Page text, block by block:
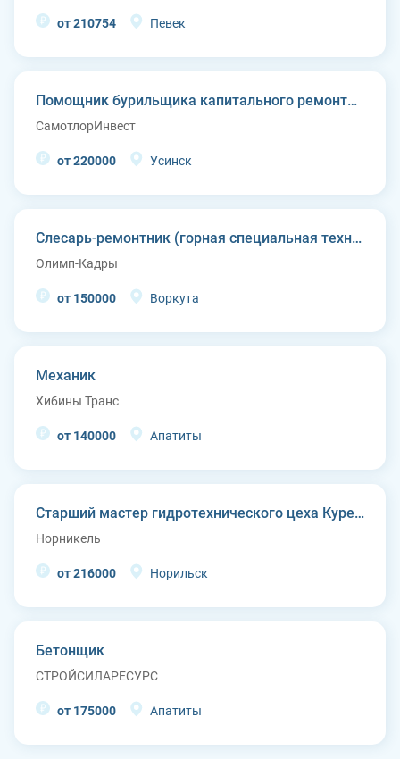
от 210754 Певек
Помощник бурильщика капитального ремонта скважин (КРС)
СамотлорИнвест
от 220000 Усинск
Слесарь-ремонтник (горная специальная техника)
Олимп-Кадры
от 150000 Воркута
Механик
Хибины Транс
от 140000 Апатиты
Старший мастер гидротехнического цеха Курейской ГЭС (п. Светлогорск)
Норникель
от 216000 Норильск
Бетонщик
СТРОЙСИЛАРЕСУРС
от 175000 Апатиты